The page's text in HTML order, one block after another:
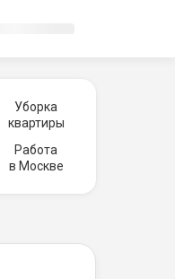
Уборка
квартиры
Работа
в Москве